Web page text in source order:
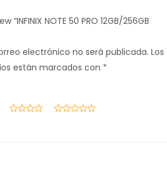
“INFINIX NOTE 50 PRO 12GB/256GB
electrónico no será publicada. Los
están marcados con *